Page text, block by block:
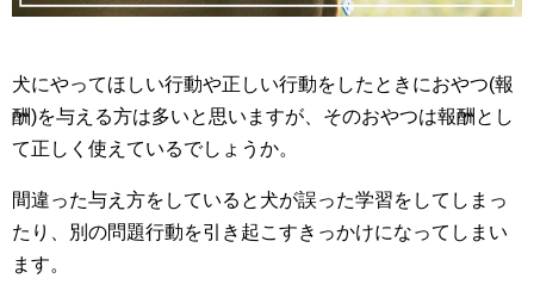
犬にやってほしい行動や正しい行動をしたときにおやつ(報
酬)を与える方は多いと思いますが、そのおやつは報酬とし
て正しく使えているでしょうか。
間違った与え方をしていると犬が誤った学習をしてしまっ
たり、別の問題行動を引き起こすきっかけになってしまい
ます。